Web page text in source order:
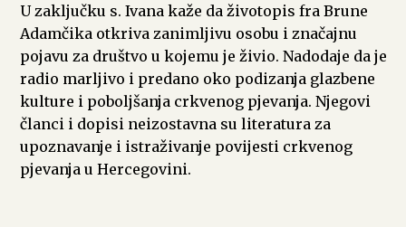
U zaključku s. Ivana kaže da životopis fra Brune
Adamčika otkriva zanimljivu osobu i značajnu
pojavu za društvo u kojemu je živio. Nadodaje da je
radio marljivo i predano oko podizanja glazbene
kulture i poboljšanja crkvenog pjevanja. Njegovi
članci i dopisi neizostavna su literatura za
upoznavanje i istraživanje povijesti crkvenog
pjevanja u Hercegovini.